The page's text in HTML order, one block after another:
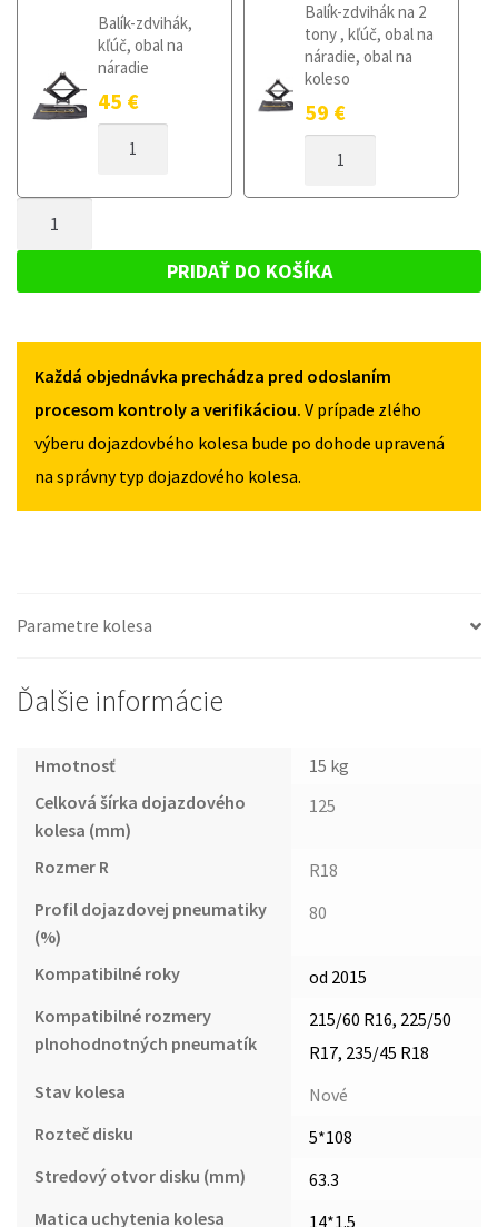
Balík-zdvihák,
kľúč, obal na
náradie
45 €
DOJAZDOVÉ
FORD
MAX
OD
Balík-zdvihák na 2
tony , kľúč, obal na
náradie, obal na
koleso
59 €
DOJAZDOVÉ
MAX
II
125/80R18
5X108
FORD
OD
2015
5X108
PRIDAŤ DO KOŠÍKA
Každá objednávka prechádza pred odoslaním
procesom kontroly a verifikáciou. V prípade zlého
výberu dojazdovbého kolesa bude po dohode upravená
na správny typ dojazdového kolesa.
Parametre kolesa
Ďalšie informácie
Hmotnosť
15 kg
Celková šírka dojazdového
kolesa (mm)
125
Rozmer R
R18
Profil dojazdovej pneumatiky
(%)
80
Kompatibilné roky
od 2015
Kompatibilné rozmery
plnohodnotných pneumatík
215/60 R16, 225/50
R17, 235/45 R18
Stav kolesa
Nové
Rozteč disku
5*108
Stredový otvor disku (mm)
63.3
Matica uchytenia kolesa
14*1.5